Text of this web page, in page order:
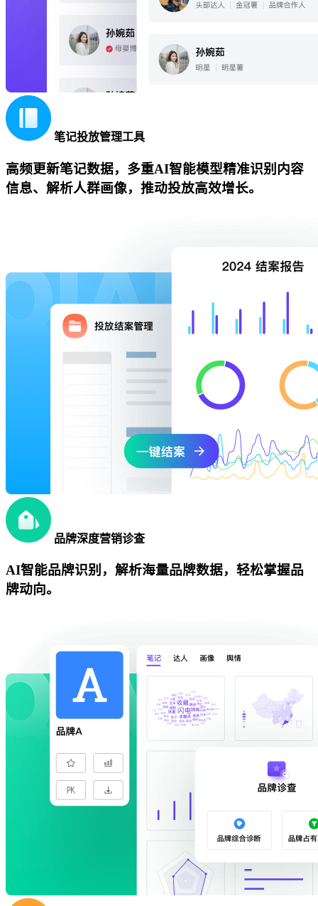
笔记投放管理工具
高频更新笔记数据，多重AI智能模型精准识别内容
信息、解析人群画像，推动投放高效增长。
品牌深度营销诊查
AI智能品牌识别，解析海量品牌数据，轻松掌握品
牌动向。